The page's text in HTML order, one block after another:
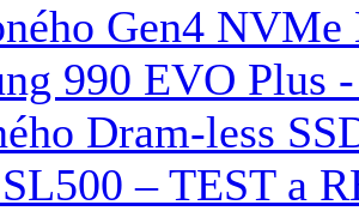
Gen4
990 EVO Plus
Dram-less
– TEST a